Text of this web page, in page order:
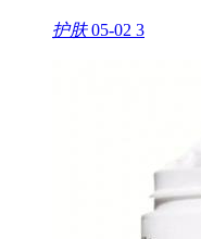
护肤 05-02 3